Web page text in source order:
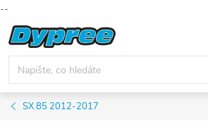
--
Přejít
na
obsah
SX 85 2012-2017